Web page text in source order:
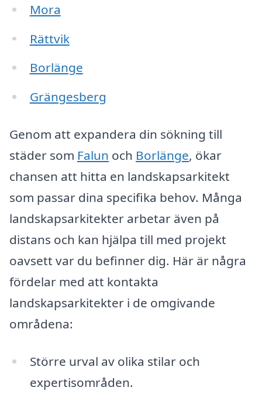
Mora
Rättvik
Borlänge
Grängesberg
Genom att expandera din sökning till
städer som Falun och Borlänge, ökar
chansen att hitta en landskapsarkitekt
som passar dina specifika behov. Många
landskapsarkitekter arbetar även på
distans och kan hjälpa till med projekt
oavsett var du befinner dig. Här är några
fördelar med att kontakta
landskapsarkitekter i de omgivande
områdena:
Större urval av olika stilar och
expertisområden.